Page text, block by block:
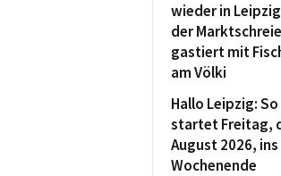
wieder in
der
gastiert mit
am Völki
Hallo Leipzig: So
startet Freitag,
August 2026, ins
Wochenende